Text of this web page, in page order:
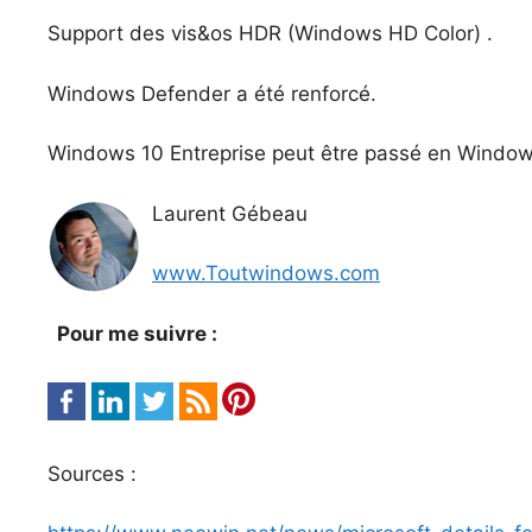
Support des vis&os HDR (Windows HD Color) .
Windows Defender a été renforcé.
Windows 10 Entreprise peut être passé en
Laurent Gébeau
www.Toutwindows.com
Pour me suivre :
Sources :